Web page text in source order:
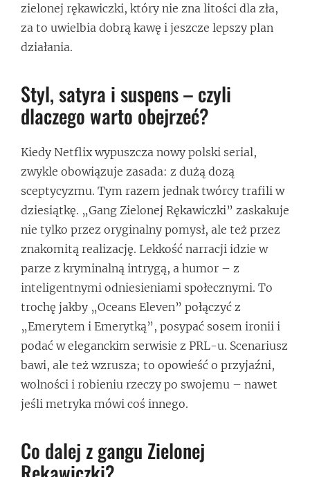
zielonej rękawiczki, który nie zna litości dla zła,
za to uwielbia dobrą kawę i jeszcze lepszy plan
działania.
Styl, satyra i suspens – czyli
dlaczego warto obejrzeć?
Kiedy Netflix wypuszcza nowy polski serial,
zwykle obowiązuje zasada: z dużą dozą
sceptycyzmu. Tym razem jednak twórcy trafili w
dziesiątkę. „Gang Zielonej Rękawiczki” zaskakuje
nie tylko przez oryginalny pomysł, ale też przez
znakomitą realizację. Lekkość narracji idzie w
parze z kryminalną intrygą, a humor – z
inteligentnymi odniesieniami społecznymi. To
trochę jakby „Oceans Eleven” połączyć z
„Emerytem i Emerytką”, posypać sosem ironii i
podać w eleganckim serwisie z PRL-u. Scenariusz
bawi, ale też wzrusza; to opowieść o przyjaźni,
wolności i robieniu rzeczy po swojemu – nawet
jeśli metryka mówi coś innego.
Co dalej z gangu Zielonej